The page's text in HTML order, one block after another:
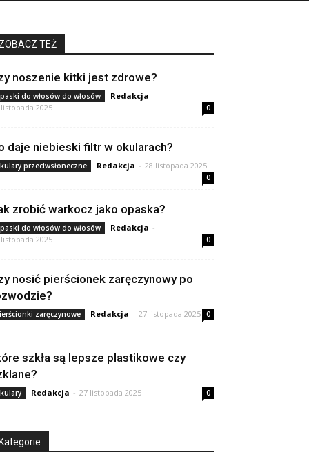
ZOBACZ TEŻ
noszenie kitki jest zdrowe?
do włosów do włosów Redakcja -
2025
0
daje niebieski filtr w okularach?
przeciwsłoneczne Redakcja - 28 listopada 2025
0
zrobić warkocz jako opaska?
do włosów do włosów Redakcja -
2025
0
nosić pierścionek zaręczynowy po
zaręczynowe Redakcja - 27 listopada 2025 0
szkła są lepsze plastikowe czy
Redakcja - 27 listopada 2025 0
Kategorie